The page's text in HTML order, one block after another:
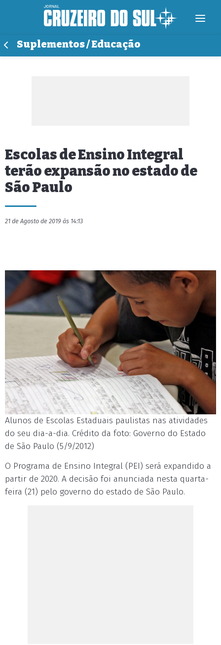
Suplementos / Educação
Escolas de Ensino Integral
terão expansão no estado de
São Paulo
21 de Agosto de 2019 às 14:13
Alunos de Escolas Estaduais paulistas nas atividades
do seu dia-a-dia. Crédito da foto: Governo do Estado
de São Paulo (5/9/2012)
O Programa de Ensino Integral (PEI) será expandido a
partir de 2020. A decisão foi anunciada nesta quarta-
feira (21) pelo governo do estado de São Paulo.